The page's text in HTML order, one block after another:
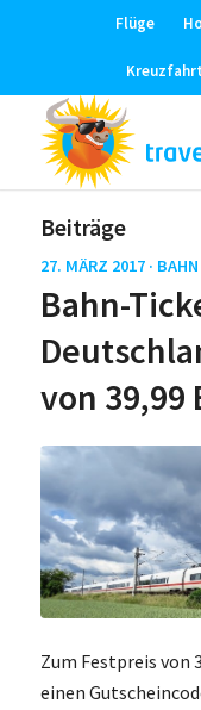
Flüge
Beiträge
27. MÄRZ 2017 · BAHN
Bahn-
von 39,99
Zum Festpreis von
einen